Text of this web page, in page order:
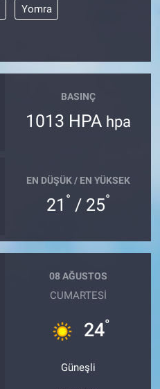
Yomra
BASINÇ
1013 HPA hpa
EN DÜŞÜK / EN YÜKSEK
21 ° / 25°
08 AĞUSTOS
CUMARTESI
24°
Güneşli